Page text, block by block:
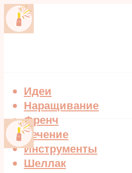
Идеи
Наращивание
Френч
Лечение
Инструменты
Шеллак